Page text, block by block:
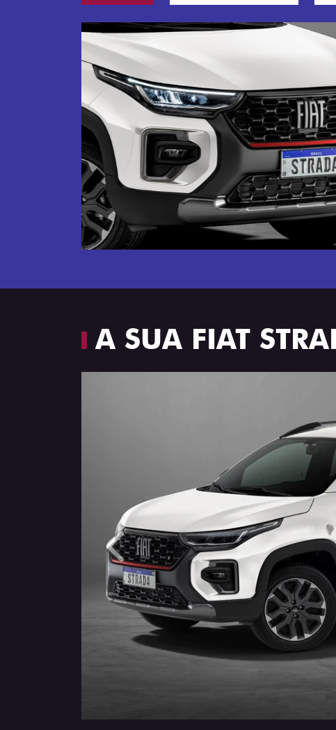
Próximo
Espaço e conforto
A SUA FIAT
Anterior